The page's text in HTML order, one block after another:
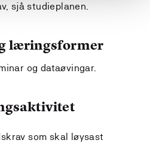
sjå studieplanen.
læringsformer
og dataøvingar.
som skal løysast